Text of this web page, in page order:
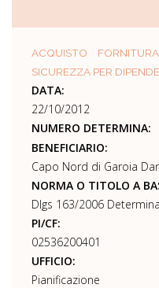
ACQUISTO
SICUREZZA PER
DATA:
22/10/2012
NUMERO DETERMINA:
BENEFICIARIO:
Capo Nord di Garoia
NORMA O TITOLO A
Dlgs 163/2006
PI/CF:
02536200401
UFFICIO:
Pianificazione